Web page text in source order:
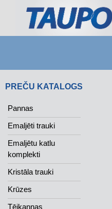
PREČU KATALOGS
Pannas
Emaljēti trauki
Emaljētu katlu
komplekti
Kristāla trauki
Krūzes
Tējkannas